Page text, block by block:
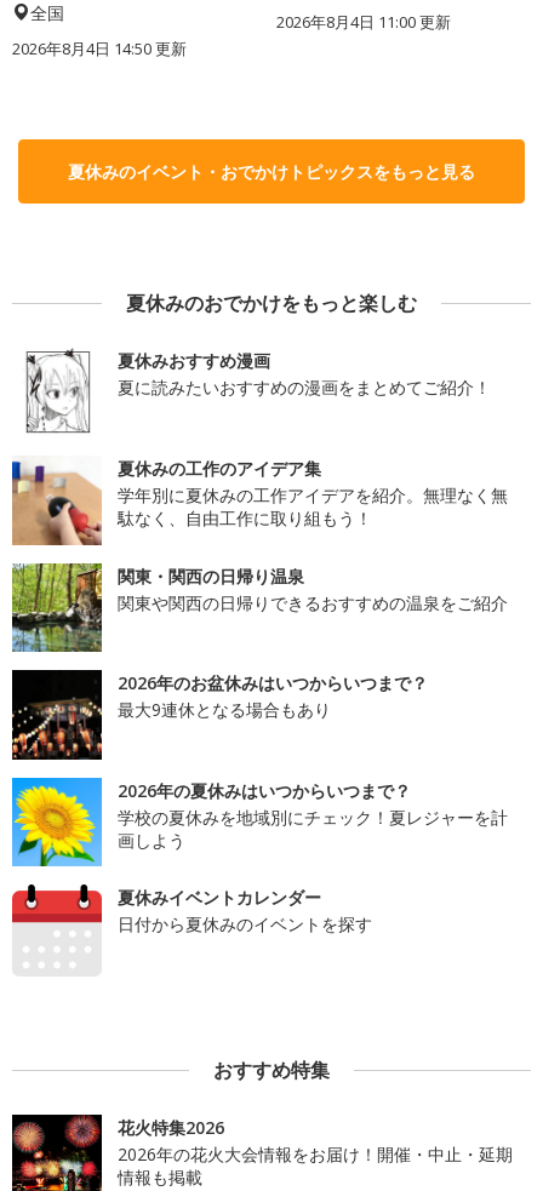
全国
2026年8月4日 14:50更新
2026年8月4日 11:00更新
夏休みのイベント・おでかけトピックスをもっと見る
夏休みのおでかけをもっと楽しむ
夏休みおすすめ漫画
夏に読みたいおすすめの漫画をまとめてご紹介！
夏休みの工作のアイデア集
学年別に夏休みの工作アイデアを紹介。無理なく無
駄なく、自由工作に取り組もう！
関東・関西の日帰り温泉
関東や関西の日帰りできるおすすめの温泉をご紹介
2026年のお盆休みはいつからいつまで？
最大9連休となる場合もあり
2026年の夏休みはいつからいつまで？
学校の夏休みを地域別にチェック！夏レジャーを計
画しよう
夏休みイベントカレンダー
日付から夏休みのイベントを探す
おすすめ特集
花火特集2026
2026年の花火大会情報をお届け！開催・中止・延期
情報も掲載